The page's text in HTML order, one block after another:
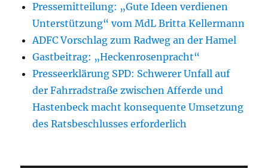
Pressemitteilung: „Gute Ideen verdienen
Unterstützung“ vom MdL Britta Kellermann
ADFC Vorschlag zum Radweg an der Hamel
Gastbeitrag: „Heckenrosenpracht“
Presseerklärung SPD: Schwerer Unfall auf
der Fahrradstraße zwischen Afferde und
Hastenbeck macht konsequente Umsetzung
des Ratsbeschlusses erforderlich